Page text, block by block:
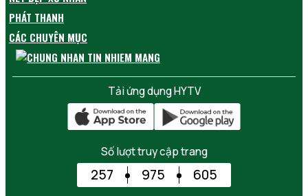
PHÁT THANH
CÁC CHUYÊN MỤC
Tải ứng dụng HYTV
Số lượt truy cập trang
257 975 605